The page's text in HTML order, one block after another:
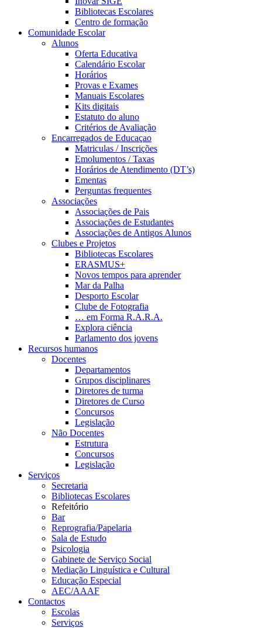
Bibliotecas Escolares
Centro de formação
Comunidade Escolar
Alunos
Oferta Educativa
Calendário Escolar
Horários
Provas e Exames
Manuais Escolares
Kits digitais
Estatuto do aluno
Critérios de Avaliação
Encarregados de Educaçao
Matriculas / Inscrições
Emolumentos / Taxas
Horários de Atendimento (DT’s)
Ementas
Perguntas frequentes
Associações
Associações de Pais
Associações de Estudantes
Associações de Antigos Alunos
Clubes e Projetos
Bibliotecas Escolares
ERASMUS+
Novos tempos para aprender
Mar da Palha
Desporto Escolar
Clube de Fotografia
… em Forma R.A.R.A.
Explora ciência
Parlamento dos jovens
Recursos humanos
Docentes
Departamentos
Grupos disciplinares
Diretores de turma
Diretores de Curso
Concursos
Legislação
Não Docentes
Estrutura
Concursos
Legislação
Serviços
Secretaria
Bibliotecas Escolares
Refeitório
Bar
Reprografia/Papelaria
Sala de Estudo
Psicologia
Gabinete de Serviço Social
Mediação Linguística e Cultural
Educação Especial
AEC/AAAF
Contactos
Escolas
Serviços